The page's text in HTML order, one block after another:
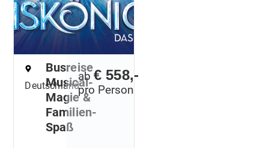
Deutschland
Busreise
Musical-
Magie &
Familien-
Spaß
ab€ 558,-
pro Person